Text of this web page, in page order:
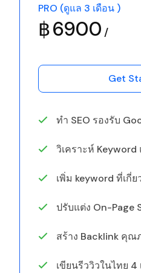
PRO (ดูแล 3 เดือน )
฿6900
Get
ทำ SEO รองรับ
วิเคราะห์
เพิ่ม keyword ที่เกี่ย
ปรับแต่ง On-Page
สร้าง Backlink คุณ
เขียนรีววิวในไทย 4